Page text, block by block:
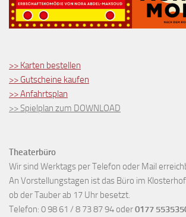
>> Karten bestellen
>> Gutscheine kaufen
>> Anfahrtsplan
>> Spielplan zum DOWNLOAD
Theaterbüro
Wir sind Werktags per Telefon oder Mail
An Vorstellungstagen ist das Büro im
ob der Tauber ab 17 Uhr besetzt.
Telefon: 0 98 61 / 8 73 87 94 oder0177